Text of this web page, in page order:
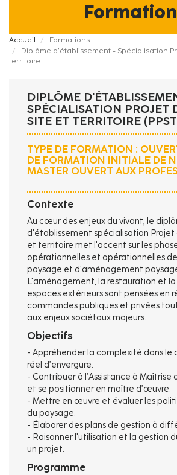
Fil
d'Ariane
Accueil
Formations
Diplôme d'établissement - Spécialisation
territoire
DIPLÔME
SPÉCIALISATION PROJET
SITE ET TERRITOIRE
TYPE DE FORMATION :
DE FORMATION INITIALE DE
MASTER OUVERT AUX
Contexte
Au cœur des enjeux du vivant, le
d'établissement spécialisation Projet
et territoire met l'accent sur les
opérationnelles et opérationnelles
paysage et d'aménagement
L'aménagement, la restauration et
espaces extérieurs sont pensées en
commandes publiques et privées
aux enjeux sociétaux majeurs.
Objectifs
- Appréhender la complexité dans le
réel d’envergure.
- Contribuer à l’Assistance à Maîtrise
et se positionner en maître d’œuvre.
- Mettre en œuvre et évaluer les
du paysage.
- Élaborer des plans de gestion à
- Raisonner l'utilisation et la gestion
un projet.
Programme